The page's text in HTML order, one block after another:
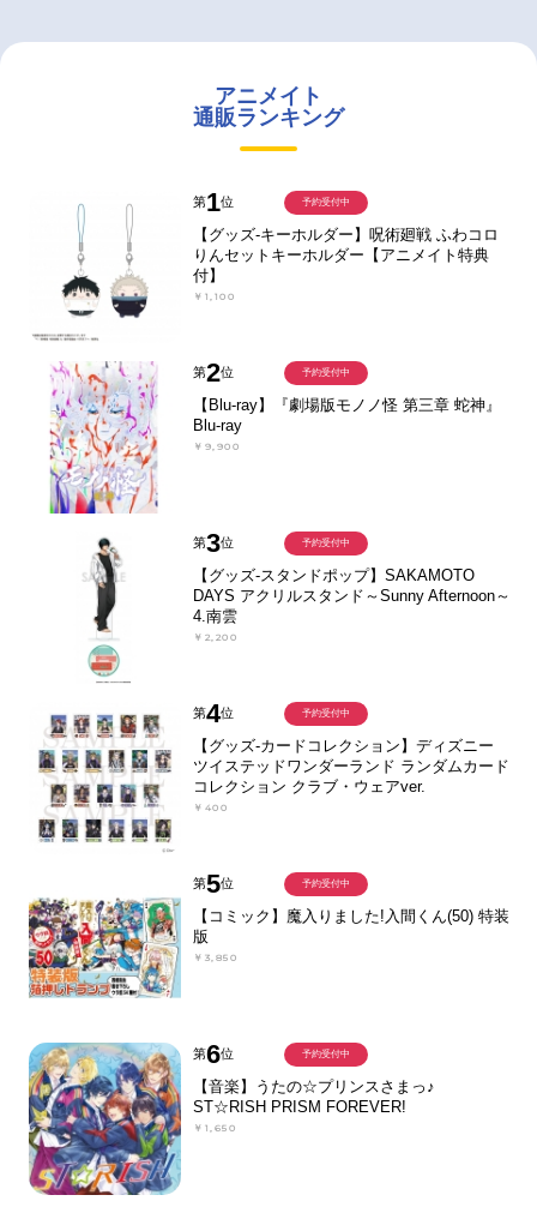
アニメイト
通販ランキング
第1位
【グッズ-キーホルダー】呪術廻戦 ふわコロ
りんセットキーホルダー【アニメイト特典
付】
￥1,100
予約受付中
第2位
【Blu-ray】『劇場版モノノ怪 第三章 蛇神』
Blu-ray
￥9,900
予約受付中
第3位
【グッズ-スタンドポップ】SAKAMOTO
DAYS アクリルスタンド～Sunny Afternoon～
4.南雲
￥2,200
予約受付中
第4位
【グッズ-カードコレクション】ディズニー
ツイステッドワンダーランド ランダムカード
コレクション クラブ・ウェアver.
￥400
予約受付中
第5位
【コミック】魔入りました!入間くん(50) 特装
版
￥3,850
予約受付中
第6位
【音楽】うたの☆プリンスさまっ♪
ST☆RISH PRISM FOREVER!
￥1,650
予約受付中